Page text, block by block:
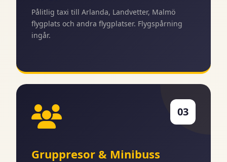
Pålitlig taxi till Arlanda, Landvetter, Malmö
flygplats och andra flygplatser. Flygspårning
ingår.
03
Gruppresor & Minibuss